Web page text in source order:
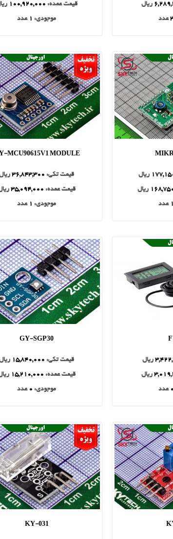
ریال
عدد
قیمت عمده: 100,920,000
موجودی: 1 عدد
ریال
ریال
1 عدد
MCU90615V1 MODULE
قیمت تکی: 36,843,300
قیمت عمده: 35,094,000
موجودی: 1 عدد
ریال
ریال
0 عدد
GY-SGP30
قیمت تکی: 15,840,000
قیمت عمده: 15,210,000
موجودی: 0 عدد
KY-031